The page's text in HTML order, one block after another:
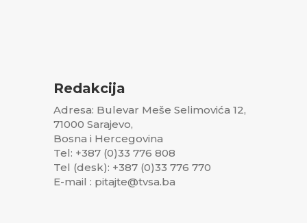
Redakcija
Adresa: Bulevar Meše Selimovića 12,
71000 Sarajevo,
Bosna i Hercegovina
Tel: +387 (0)33 776 808
Tel (desk): +387 (0)33 776 770
E-mail : pitajte@tvsa.ba